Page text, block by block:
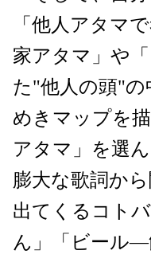
「他人アタマ
家アタマ」や
た"他人の頭"
めきマップを
アタマ」を選
膨大な歌詞か
出てくるコト
ん」「ビール